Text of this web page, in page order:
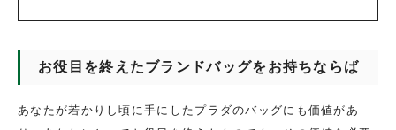
お役目を終えたブランドバッグをお持ちならば
あなたが若かりし頃に手にしたプラダのバッグにも価値があ